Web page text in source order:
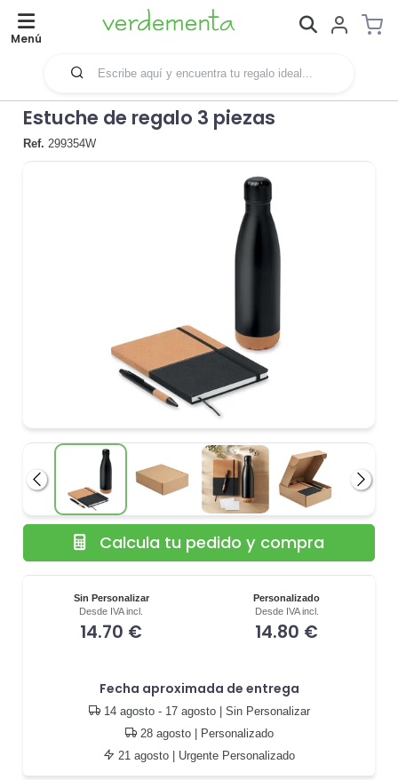
Menú
Estuche de regalo 3 piezas
Ref. 299354W
Anterior
Sin Personalizar
Desde IVA incl.
14.70 €
Personalizado
Desde IVA incl.
14.80 €
Fecha aproximada de entrega
14 agosto - 17 agosto| Sin Personalizar
28 agosto| Personalizado
21 agosto | Urgente Personalizado
Calcula tu pedido y compra